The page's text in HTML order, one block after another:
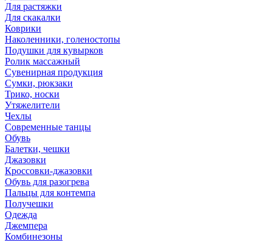
Для растяжки
Для скакалки
Коврики
Наколенники, голеностопы
Подушки для кувырков
Ролик массажный
Сувенирная продукция
Сумки, рюкзаки
Трико, носки
Утяжелители
Чехлы
Современные танцы
Обувь
Балетки, чешки
Джазовки
Кроссовки-джазовки
Обувь для разогрева
Пальцы для контемпа
Получешки
Одежда
Джемпера
Комбинезоны